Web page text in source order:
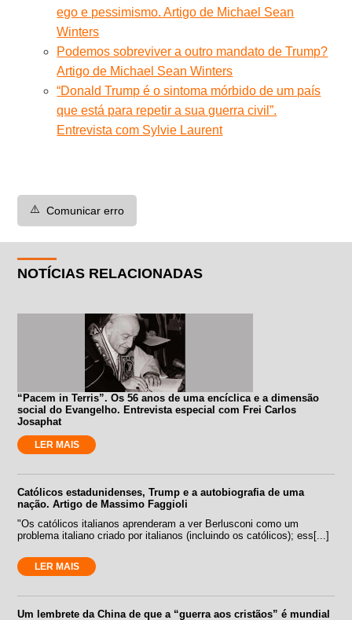
ego e pessimismo. Artigo de Michael Sean
Winters
Podemos sobreviver a outro mandato de Trump?
Artigo de Michael Sean Winters
“Donald Trump é o sintoma mórbido de um país
que está para repetir a sua guerra civil”.
Entrevista com Sylvie Laurent
⚠️ Comunicar erro
NOTÍCIAS RELACIONADAS
“Pacem in Terris”. Os 56 anos de uma encíclica e a dimensão
social do Evangelho. Entrevista especial com Frei Carlos
Josaphat
LER MAIS
Católicos estadunidenses, Trump e a autobiografia de uma
nação. Artigo de Massimo Faggioli
"Os católicos italianos aprenderam a ver Berlusconi como um
problema italiano criado por italianos (incluindo os católicos); ess[...]
LER MAIS
Um lembrete da China de que a “guerra aos cristãos” é mundial